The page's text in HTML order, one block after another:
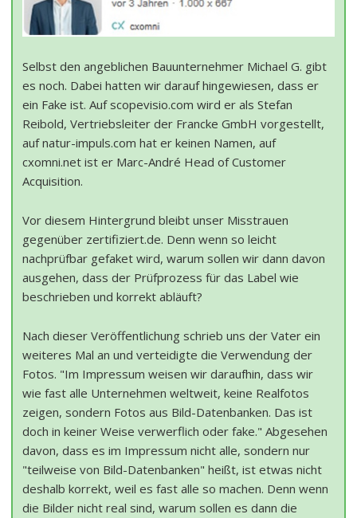
Selbst den angeblichen Bauunternehmer Michael G. gibt
es noch. Dabei hatten wir darauf hingewiesen, dass er
ein Fake ist. Auf scopevisio.com wird er als Stefan
Reibold, Vertriebsleiter der Francke GmbH vorgestellt,
auf natur-impuls.com hat er keinen Namen, auf
cxomni.net ist er Marc-André Head of Customer
Acquisition.
Vor diesem Hintergrund bleibt unser Misstrauen
gegenüber zertifiziert.de. Denn wenn so leicht
nachprüfbar gefaket wird, warum sollen wir dann davon
ausgehen, dass der Prüfprozess für das Label wie
beschrieben und korrekt abläuft?
Nach dieser Veröffentlichung schrieb uns der Vater ein
weiteres Mal an und verteidigte die Verwendung der
Fotos. "Im Impressum weisen wir daraufhin, dass wir
wie fast alle Unternehmen weltweit, keine Realfotos
zeigen, sondern Fotos aus Bild-Datenbanken. Das ist
doch in keiner Weise verwerflich oder fake." Abgesehen
davon, dass es im Impressum nicht alle, sondern nur
"teilweise von Bild-Datenbanken" heißt, ist etwas nicht
deshalb korrekt, weil es fast alle so machen. Denn wenn
die Bilder nicht real sind, warum sollen es dann die